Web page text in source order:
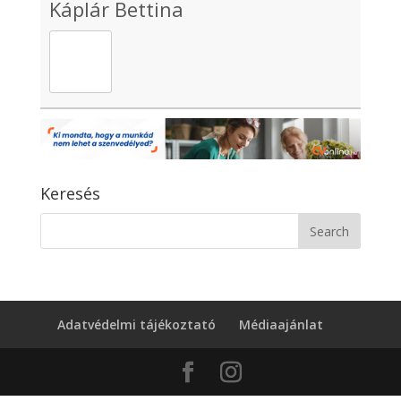
Káplár Bettina
Keresés
Adatvédelmi tájékoztató Médiaajánlat